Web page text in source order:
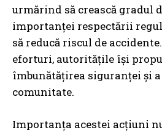
urmărind să crească gradul
importanței respectării
să reducă riscul de
eforturi, autoritățile își
îmbunătățirea siguranței și
comunitate.
Importanța acestei acțiuni